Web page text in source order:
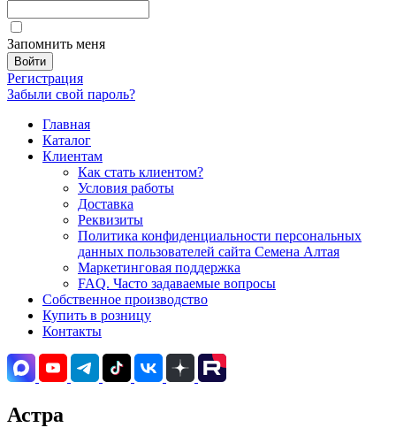
Запомнить меня
Регистрация
Забыли свой пароль?
Главная
Каталог
Клиентам
Как стать клиентом?
Условия работы
Доставка
Реквизиты
Политика конфиденциальности персональных
данных пользователей сайта Семена Алтая
Маркетинговая поддержка
FAQ. Часто задаваемые вопросы
Собственное производство
Купить в розницу
Контакты
Астра